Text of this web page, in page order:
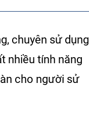
chuyên sử dụng
nhiều tính năng
cho người sử